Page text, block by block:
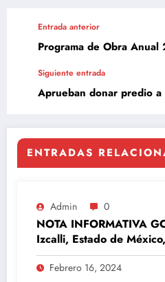
Entrada anterior
Programa de Obra
Siguiente entrada
Aprueban donar predio a
ENTRADAS
Admin 0
NOTA INFORMATIVA
Izcalli, Estado de
del 2024
Febrero 16, 2024